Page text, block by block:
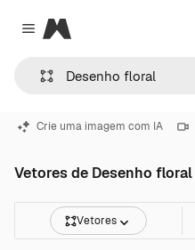
Close menu
Magnific
Crie uma imagem com IA
Vetores de Desenho floral
Vetores